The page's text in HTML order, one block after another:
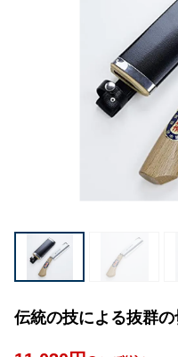
伝統の技による抜群